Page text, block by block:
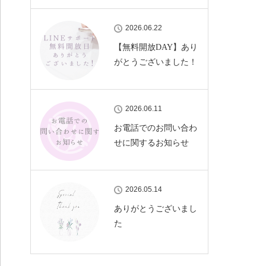
2026.06.22
【無料開放DAY】あり
がとうございました！
2026.06.11
お電話でのお問い合わ
せに関するお知らせ
2026.05.14
ありがとうございまし
た